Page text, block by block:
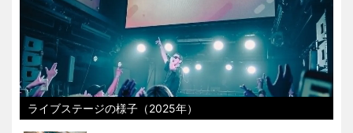
ライブステージの様子（2025年）